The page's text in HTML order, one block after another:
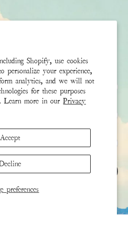
Shopify, use cookies
personalize your experience,
analytics, and we will not
for these purposes
Learn more in ourPrivacy
preferences
Accept
& connect with your stylist
הירשם
hCaptchaPrivacy Policy